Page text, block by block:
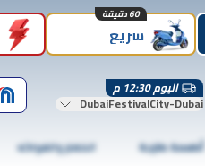
سريع
60 دقيقة
اليوم 12:30 م
DubaiFestivalCity-Dubai
أطعمة طازجة الخضار والفواكه